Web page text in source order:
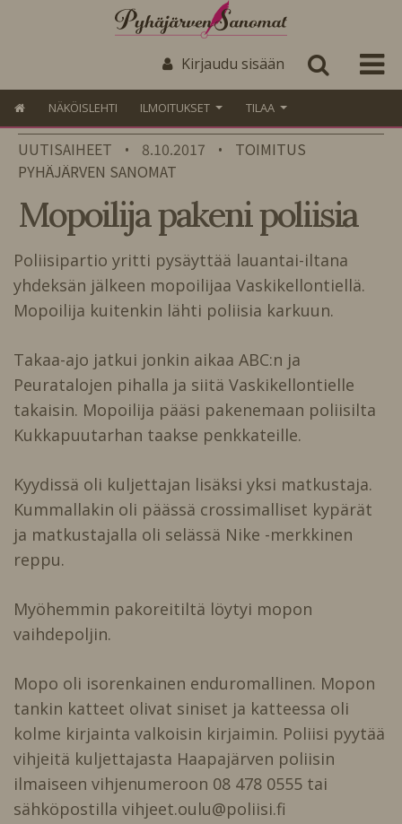
Kirjaudu sisään
NÄKÖISLEHTI ILMOITUKSET TILAA
UUTISAIHEET • 8.10.2017 •
TOIMITUS
PYHÄJÄRVEN SANOMAT
Mopoilija pakeni poliisia
Poliisipartio yritti pysäyttää lauantai-iltana
yhdeksän jälkeen mopoilijaa Vaskikellontiellä.
Mopoilija kuitenkin lähti poliisia karkuun.
Takaa-ajo jatkui jonkin aikaa ABC:n ja
Peuratalojen pihalla ja siitä Vaskikellontielle
takaisin. Mopoilija pääsi pakenemaan poliisilta
Kukkapuutarhan taakse penkkateille.
Kyydissä oli kuljettajan lisäksi yksi matkustaja.
Kummallakin oli päässä crossimalliset kypärät
ja matkustajalla oli selässä Nike -merkkinen
reppu.
Myöhemmin pakoreitiltä löytyi mopon
vaihdepoljin.
Mopo oli isorenkainen enduromallinen. Mopon
tankin katteet olivat siniset ja katteessa oli
kolme kirjainta valkoisin kirjaimin. Poliisi pyytää
vihjeitä kuljettajasta Haapajärven poliisin
ilmaiseen vihjenumeroon 08 478 0555 tai
sähköpostilla vihjeet.oulu@poliisi.fi